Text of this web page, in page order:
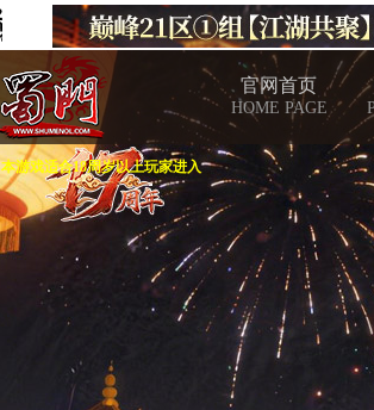
官网首页
HOME PAGE
本游戏适合18周岁以上玩家进入